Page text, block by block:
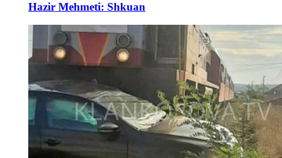
Hazir Mehmeti: Shkuan